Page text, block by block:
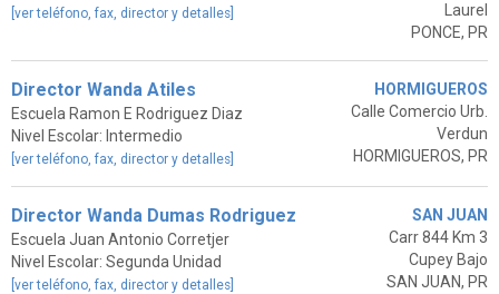
[ver teléfono, fax, director y detalles]
Laurel
PONCE, PR
Director Wanda Atiles
Escuela Ramon E Rodriguez Diaz
Nivel Escolar: Intermedio
[ver teléfono, fax, director y detalles]
HORMIGUEROS
Calle Comercio Urb.
Verdun
HORMIGUEROS, PR
Director Wanda Dumas Rodriguez
Escuela Juan Antonio Corretjer
Nivel Escolar: Segunda Unidad
[ver teléfono, fax, director y detalles]
SAN JUAN
Carr 844 Km 3
Cupey Bajo
SAN JUAN, PR